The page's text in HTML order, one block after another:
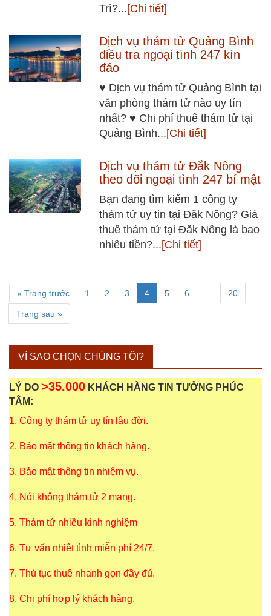
Trì?...[Chi tiết]
Dịch vụ thám tử Quảng Bình
điều tra ngoại tình 247 kín
đáo
♥ Dịch vụ thám tử Quảng Bình tại
văn phòng thám tử nào uy tín
nhất? ♥ Chi phí thuê thám tử tại
Quảng Bình...[Chi tiết]
Dịch vụ thám tử Đắk Nông
theo dõi ngoại tình 247 bí mật
Bạn đang tìm kiếm 1 công ty
thám tử uy tin tại Đăk Nông? Giá
thuê thám tử tại Đăk Nông là bao
nhiêu tiền?...[Chi tiết]
« Trang trước 1 2 3 4 5 6 20
Trang sau »
VÌ SAO CHỌN CHÚNG TÔI?
LÝ DO >35.000 KHÁCH HÀNG TIN TƯỞNG PHÚC
TÂM:
1. Công ty thám tử uy tín lâu đời.
2. Bảo mật thông tin khách hàng.
3. Bảo mật thông tin nhiệm vụ.
4. Nói không thám tử 2 mang.
5. Thám tử nhiều kinh nghiệm
6. Tư vấn nhiệt tình miễn phí 24/7.
7. Thủ tục thuê nhanh gọn đầy đủ.
8. Chi phí hợp lý khách hàng.